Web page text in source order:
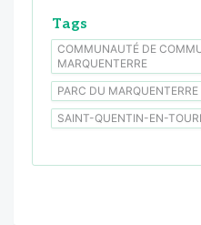
Tags
COMMUNAUTÉ DE
MARQUENTERRE
PARC DU MARQUENTERRE
SAINT-QUENTIN-EN-